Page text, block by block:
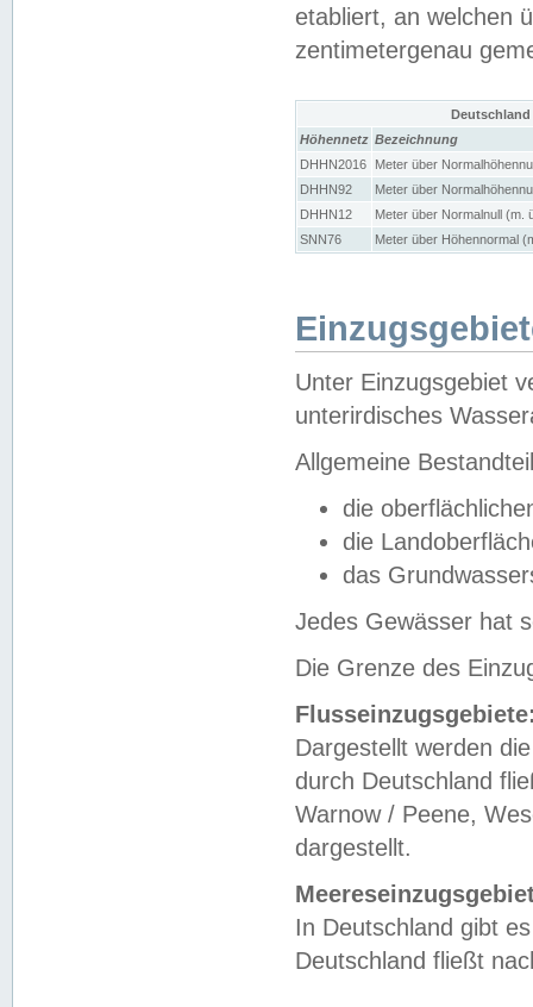
etabliert, an welchen
zentimetergenau
Höhennetz Bezeichnung
DHHN2016
Meter über
DHHN92
Meter über
DHHN12
Meter über Normalnull (m.
SNN76
Meter über Höhennormal
Unter Einzugsgebiet
unterirdisches
Allgemeine
die
die
das
Jedes Gewässer hat
Die Grenze des
Dargestellt werden
durch Deutschland
Warnow / Peene,
dargestellt.
In Deutschland gibt
Deutschland fließt